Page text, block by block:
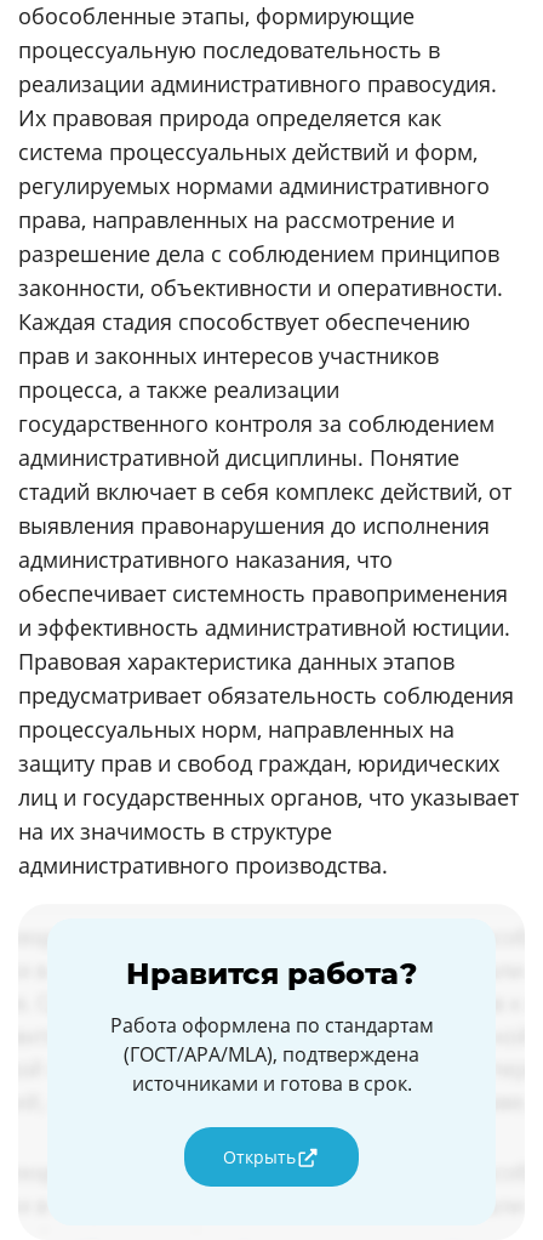
обособленные этапы, формирующие
процессуальную последовательность в
реализации административного правосудия.
Их правовая природа определяется как
система процессуальных действий и форм,
регулируемых нормами административного
права, направленных на рассмотрение и
разрешение дела с соблюдением принципов
законности, объективности и оперативности.
Каждая стадия способствует обеспечению
прав и законных интересов участников
процесса, а также реализации
государственного контроля за соблюдением
административной дисциплины. Понятие
стадий включает в себя комплекс действий, от
выявления правонарушения до исполнения
административного наказания, что
обеспечивает системность правоприменения
и эффективность административной юстиции.
Правовая характеристика данных этапов
предусматривает обязательность соблюдения
процессуальных норм, направленных на
защиту прав и свобод граждан, юридических
лиц и государственных органов, что указывает
на их значимость в структуре
административного производства.
Нравится работа?
Работа оформлена по стандартам
(ГОСТ/APA/MLA), подтверждена
источниками и готова в срок.
Открыть